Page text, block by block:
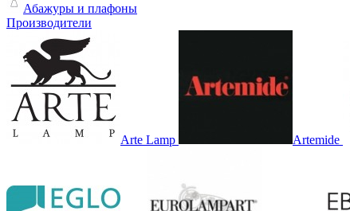
Абажуры и плафоны
Производители
Arte Lamp Artemide